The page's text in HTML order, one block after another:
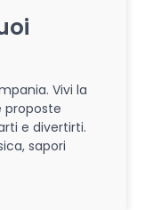
Vivi la
proposte
e divertirti.
sapori